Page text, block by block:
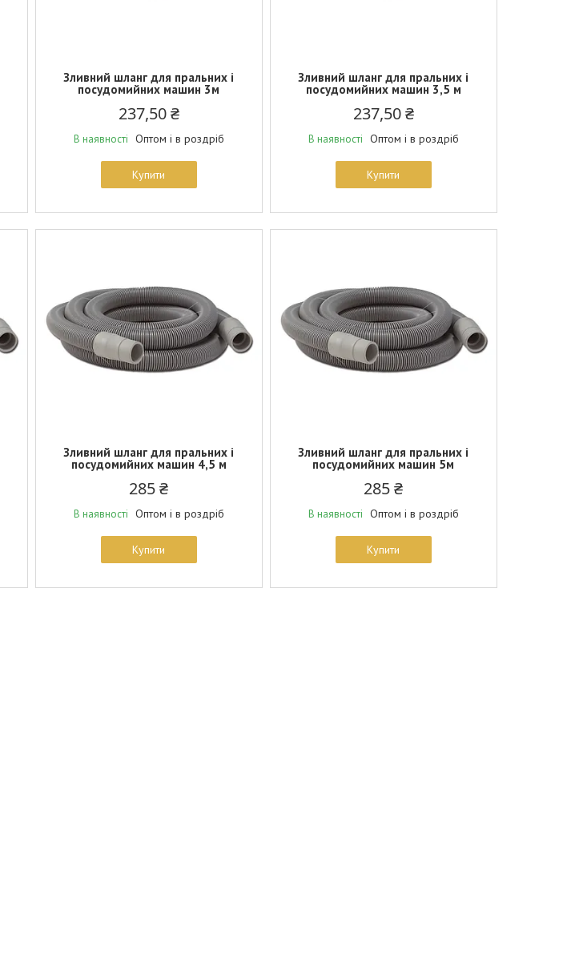
Зливний шланг для пральних і
посудомийних машин 3м
237,50 ₴
В наявності Оптом і в роздріб
Купити
Зливний шланг для пральних і
посудомийних машин 3,5 м
237,50 ₴
В наявності Оптом і в роздріб
Купити
Зливний шланг для пральних і
посудомийних машин 4,5 м
285 ₴
В наявності Оптом і в роздріб
Купити
Зливний шланг для пральних і
посудомийних машин 5м
285 ₴
В наявності Оптом і в роздріб
Купити